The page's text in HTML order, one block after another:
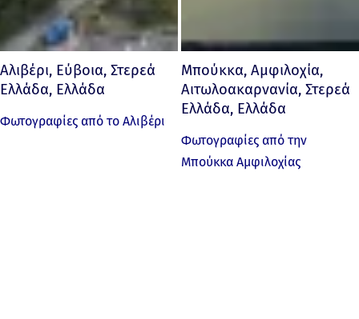
Αλιβέρι, Εύβοια, Στερεά
Ελλάδα, Ελλάδα
Φωτογραφίες από το Αλιβέρι
Μπούκκα, Αμφιλοχία,
Αιτωλοακαρνανία, Στερεά
Ελλάδα, Ελλάδα
Φωτογραφίες από την
Μπούκκα Αμφιλοχίας